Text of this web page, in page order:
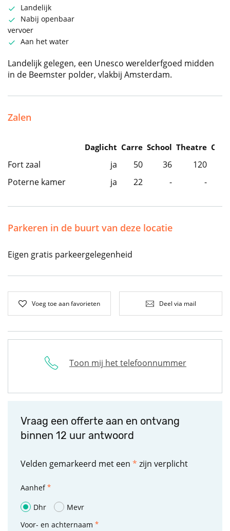
Landelijk
Nabij openbaar
vervoer
Aan het water
Landelijk gelegen, een Unesco werelderfgoed midden
in de Beemster polder, vlakbij Amsterdam.
Zalen
Daglicht Carre School Theatre
Fort zaal ja 50 36
120
Poterne kamer
ja 22 - -
Parkeren in de buurt van deze locatie
Eigen gratis parkeergelegenheid
Voeg toe aan favorieten Deel via mail
Toon mij het telefoonnummer
Vraag een offerte aan en ontvang
binnen 12 uur antwoord
Velden gemarkeerd met een * zijn verplicht
Aanhef
Dhr
Mevr
Voor- en achternaam